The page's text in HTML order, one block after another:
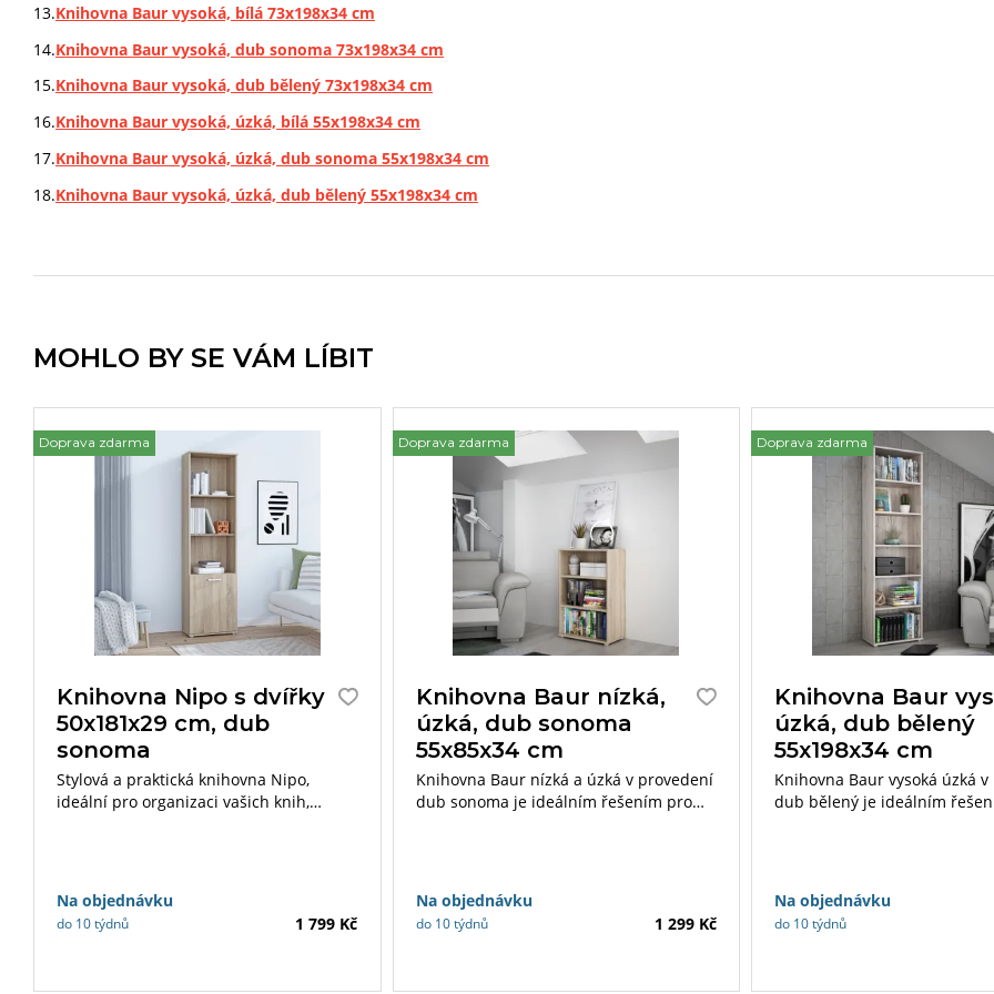
Knihovna Baur vysoká, bílá 73x198x34 cm
Knihovna Baur vysoká, dub sonoma 73x198x34 cm
Knihovna Baur vysoká, dub bělený 73x198x34 cm
Knihovna Baur vysoká, úzká, bílá 55x198x34 cm
Knihovna Baur vysoká, úzká, dub sonoma 55x198x34 cm
Knihovna Baur vysoká, úzká, dub bělený 55x198x34 cm
MOHLO BY SE VÁM LÍBIT
Doprava zdarma
Knihovna Nipo s dvířky
50x181x29 cm, dub
sonoma
Stylová a praktická knihovna Nipo,
ideální pro organizaci vašich knih,
Na objednávku
do 10 týdnů 1 799 Kč
Doprava zdarma
Knihovna Baur nízká,
úzká, dub sonoma
55x85x34 cm
Knihovna Baur nízká a úzká v provedení
dub sonoma je ideálním řešením pro
kompaktním rozměrům 55×85×34 cm se
hodí i do menších místností, kde
efektivně využije dostupný prostor.
Na objednávku
do 10 týdnů 1 299 Kč
Doprava zdarma
Knihovna Baur
úzká, dub bělený
55x198x34 cm
Knihovna Baur vysoká úzká
dub bělený je ideálním
rozměrům 55×198×34 cm
dostatek prostoru.
Na objednávku
do 10 týdnů